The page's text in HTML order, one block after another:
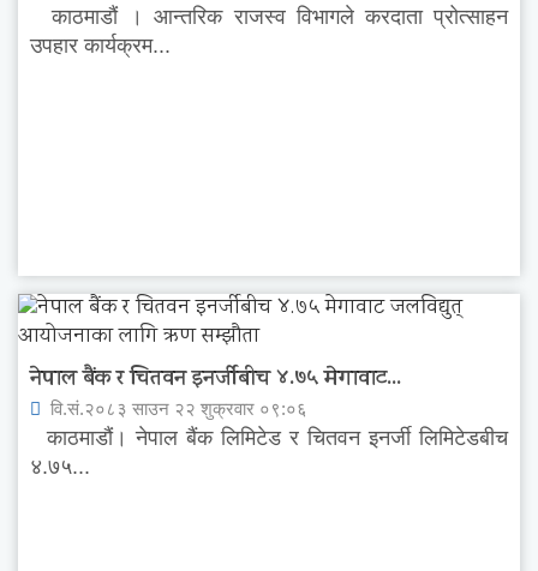
काठमाडौं । आन्तरिक राजस्व विभागले करदाता प्रोत्साहन
उपहार कार्यक्रम...
नेपाल बैंक र चितवन इनर्जीबीच ४.७५ मेगावाट...
वि.सं.२०८३ साउन २२ शुक्रवार ०९:०६
काठमाडौं। नेपाल बैंक लिमिटेड र चितवन इनर्जी लिमिटेडबीच
४.७५...